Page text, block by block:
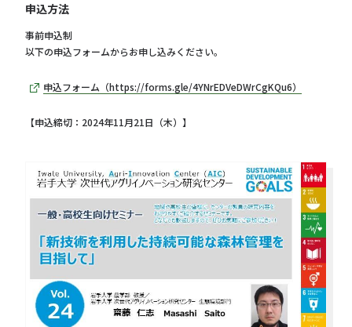
申込方法
事前申込制
以下の申込フォームからお申し込みください。
申込フォーム（https://forms.gle/4YNrEDVeDWrCgKQu6）
【申込締切：2024年11月21日（木）】